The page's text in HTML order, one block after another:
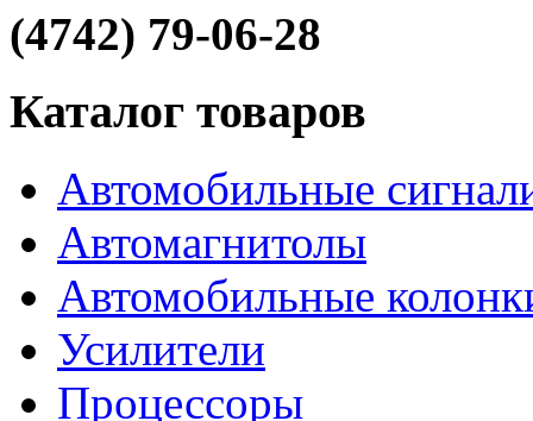
(4742) 79-06-28
Каталог товаров
Автомобильные
Автомагнитолы
Автомобильные
Усилители
Процессоры